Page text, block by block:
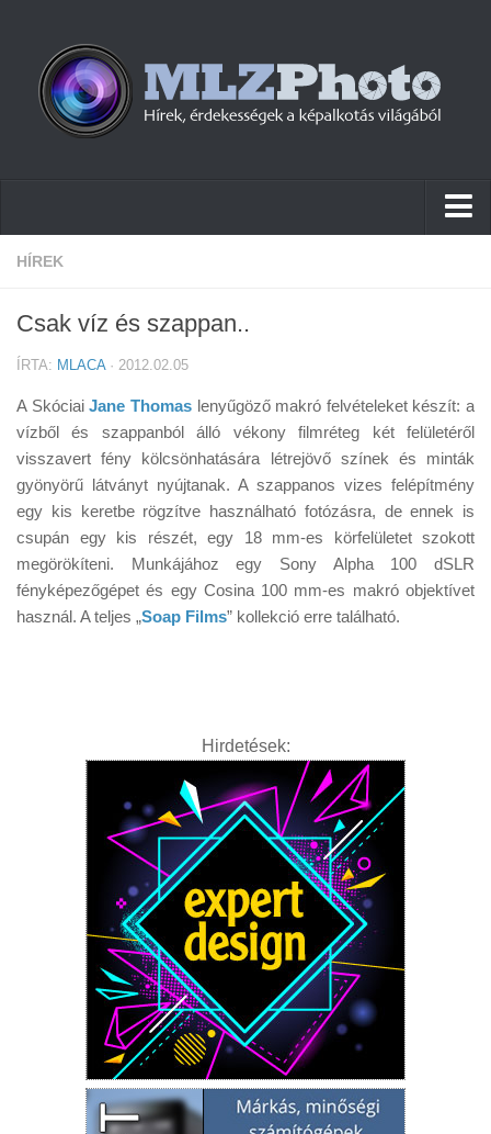
Hírek
Cikkek
Firmware
Tudástár
Tanácsok
Érdekességek
Helyszíni Riport
E-BB
HÍREK
Csak víz és szappan..
ÍRTA: MLACA· 2012.02.05
A SkóciaiJane Thomaslenyűgöző makró felvételeket készít: a
vízből és szappanból álló vékony filmréteg két felületéről
visszavert fény kölcsönhatására létrejövő színek és minták
gyönyörű látványt nyújtanak. A szappanos vizes felépítmény
egy kis keretbe rögzítve használható fotózásra, de ennek is
csupán egy kis részét, egy 18 mm-es körfelületet szokott
megörökíteni. Munkájához egy Sony Alpha 100 dSLR
fényképezőgépet és egy Cosina 100 mm-es makró objektívet
használ. A teljes „Soap Films” kollekció erre található.
Hirdetések: